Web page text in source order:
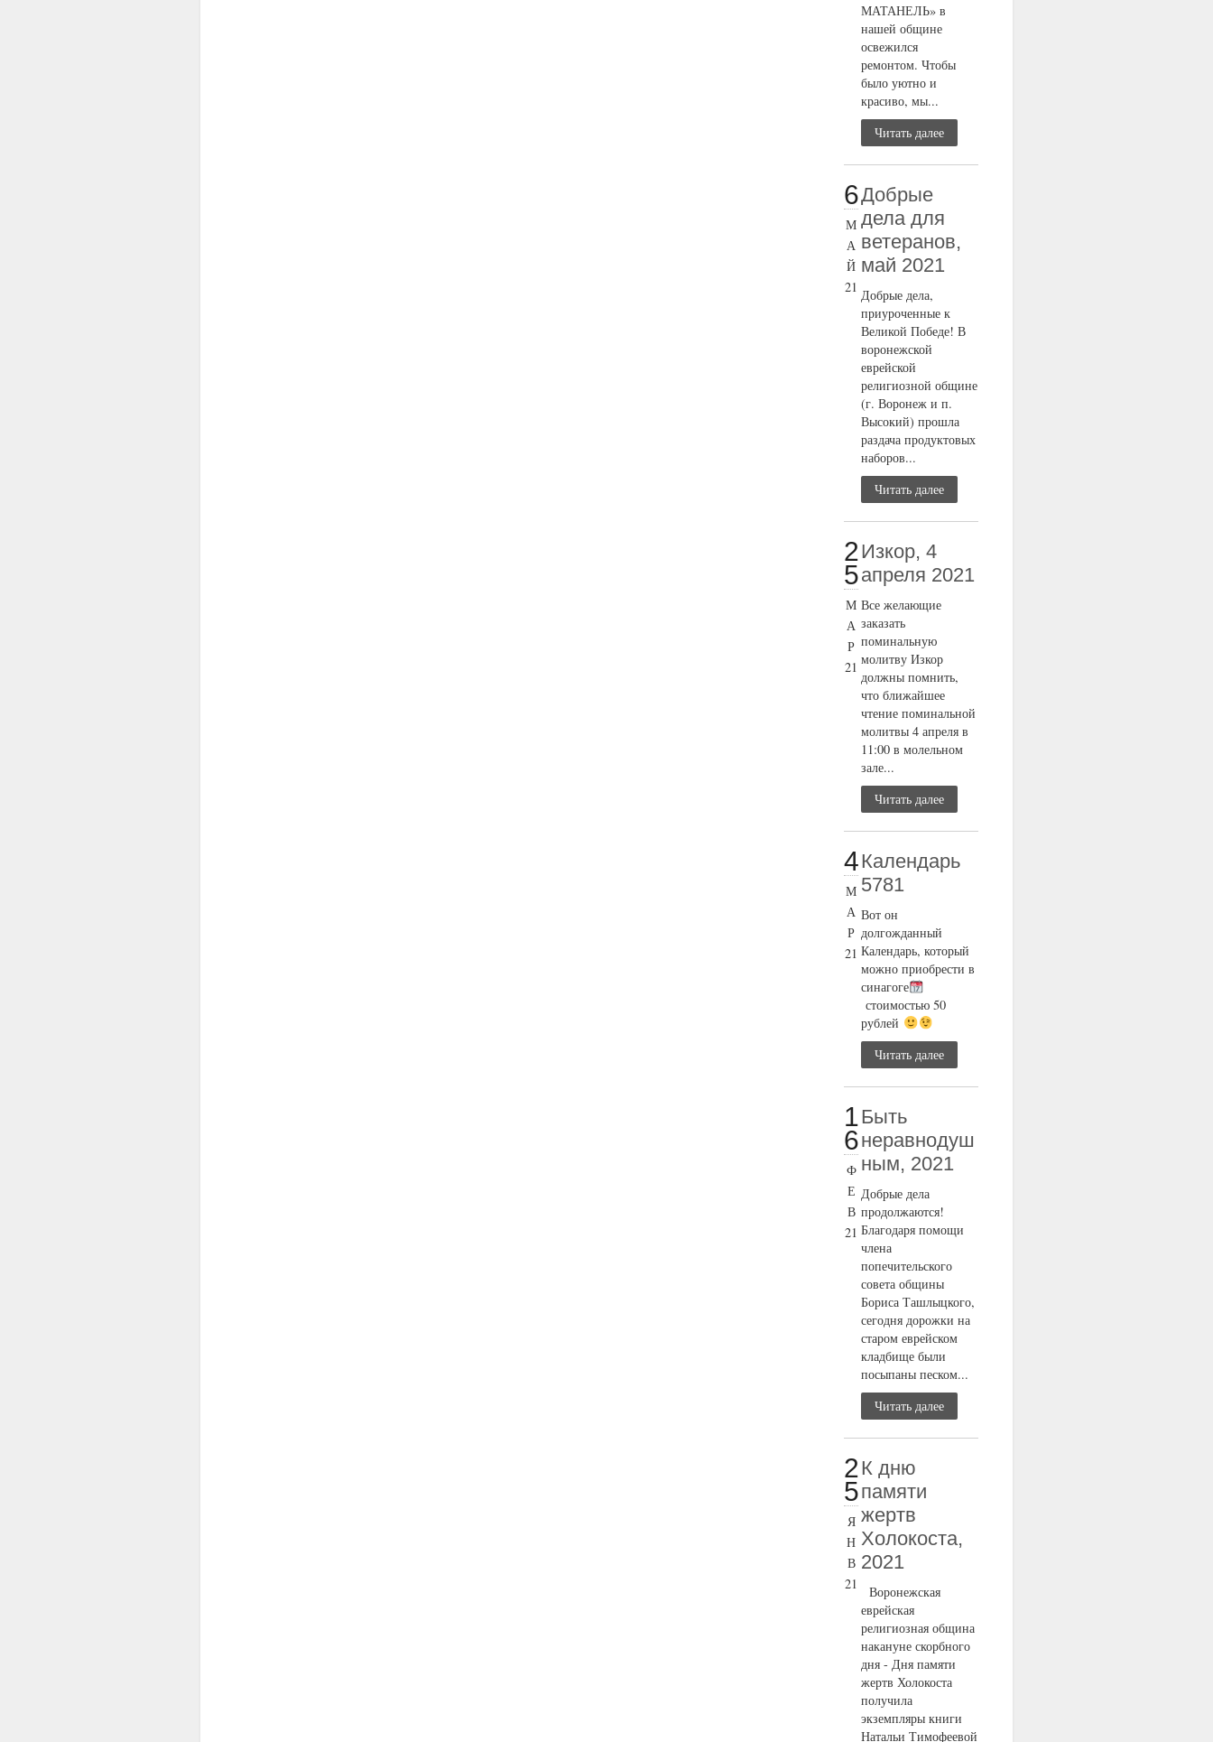
МАТАНЕЛЬ» в
нашей общине
освежился
ремонтом. Чтобы
было уютно и
красиво, мы...
Читать далее
6
М
А
Й
21
Добрые
дела для
ветеранов,
май 2021
Добрые дела,
приуроченные к
Великой Победе! В
воронежской
еврейской
религиозной общине
(г. Воронеж и п.
Высокий) прошла
раздача продуктовых
наборов...
Читать далее
2
5
М
А
Р
21
Изкор, 4
апреля 2021
Все желающие
заказать
поминальную
молитву Изкор
должны помнить,
что ближайшее
чтение поминальной
молитвы 4 апреля в
11:00 в молельном
зале...
Читать далее
4
М
А
Р
21
Календарь
5781
Вот он
долгожданный
Календарь, который
можно приобрести в
синагоге
стоимостью 50
рублей
Читать далее
1
6
Ф
Е
В
21
Быть
неравнодуш
ным, 2021
Добрые дела
продолжаются!
Благодаря помощи
члена
попечительского
совета общины
Бориса Ташлыцкого,
сегодня дорожки на
старом еврейском
кладбище были
посыпаны песком...
Читать далее
2
5
Я
Н
В
21
К дню
памяти
жертв
Холокоста,
2021
Воронежская
еврейская
религиозная община
накануне скорбного
дня - Дня памяти
жертв Холокоста
получила
экземпляры книги
Натальи Тимофеевой